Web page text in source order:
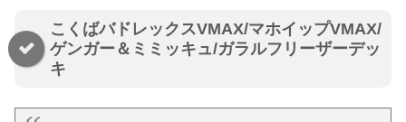
こくばバドレックスVMAX/マホイップVMAX/
ゲンガー＆ミミッキュ/ガラルフリーザーデッ
キ